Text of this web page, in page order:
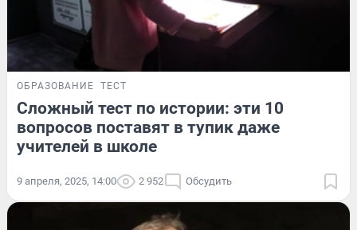
ОБРАЗОВАНИЕ ТЕСТ
Сложный тест по истории: эти 10
вопросов поставят в тупик даже
учителей в школе
9 апреля, 2025, 14:00 2 952 Обсудить